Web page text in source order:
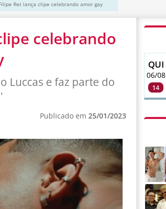
Ret lança clipe celebrando amor gay
celebrando
Luccas e faz parte do
Publicado em 25/01/2023
QUI
06/08
14